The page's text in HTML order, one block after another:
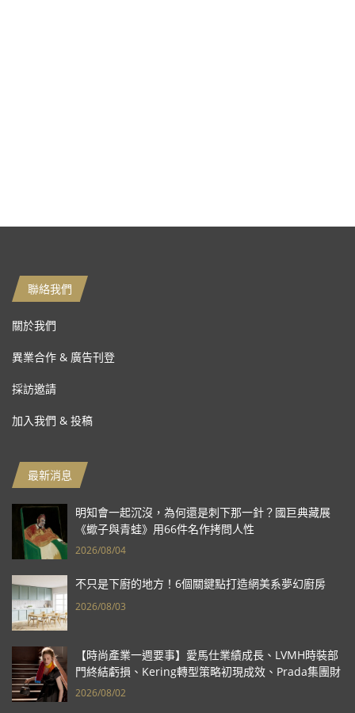
聯絡我們
關於我們
異業合作 & 廣告刊登
採訪邀請
加入我們 & 投稿
最新消息
明知會一起沉沒，為何還是刺下那一針？國巨典藏展
《蠍子與青蛙》用66件名作拷問人性
2026/08/04
不只是下廚的地方！6個關鍵點打造網美系夢幻廚房
2026/08/03
【時尚產業一週要事】愛馬仕業績成長、LVMH時裝部
門終結虧損、Kering轉型策略初現成效、Prada集團財
報亮眼
2026/08/02